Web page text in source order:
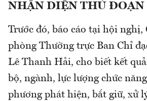
NHẬN DIỆN THỦ ĐOẠN
Trước đó, báo cáo tại hội nghị,
phòng Thường trực Ban Chỉ
Lê Thanh Hải, cho biết kết
bộ, ngành, lực lượng chức
phương phát hiện, bắt giữ, xử